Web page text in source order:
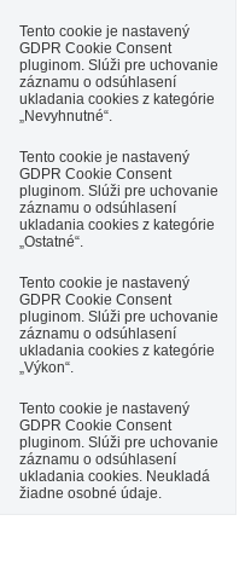
Tento cookie je nastavený
GDPR Cookie Consent
pluginom. Slúži pre uchovanie
záznamu o odsúhlasení
ukladania cookies z kategórie
„Nevyhnutné“.
Tento cookie je nastavený
GDPR Cookie Consent
pluginom. Slúži pre uchovanie
záznamu o odsúhlasení
ukladania cookies z kategórie
„Ostatné“.
Tento cookie je nastavený
GDPR Cookie Consent
pluginom. Slúži pre uchovanie
záznamu o odsúhlasení
ukladania cookies z kategórie
„Výkon“.
Tento cookie je nastavený
GDPR Cookie Consent
pluginom. Slúži pre uchovanie
záznamu o odsúhlasení
ukladania cookies. Neukladá
žiadne osobné údaje.